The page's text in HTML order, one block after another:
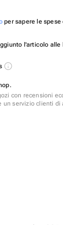
per sapere le spese
l'articolo
con recensioni
un servizio clienti di